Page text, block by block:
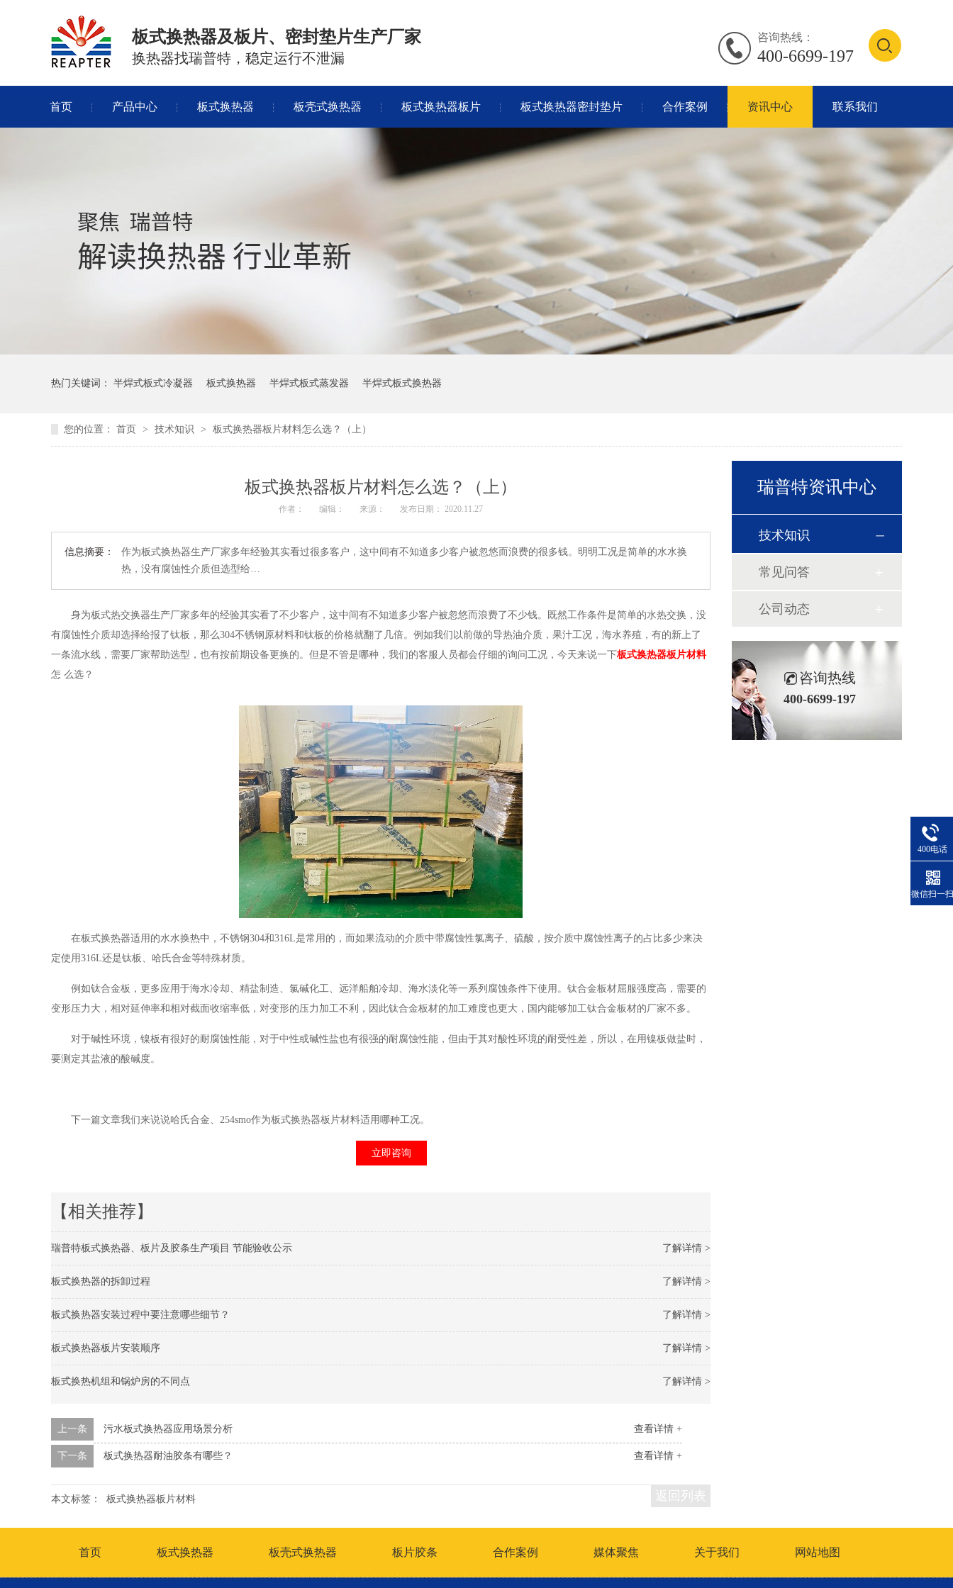
板式换热器及板片、密封垫片生产厂家
换热器找瑞普特，稳定运行不泄漏
咨询热线：
400-6699-197
首页 产品中心 板式换热器 板壳式换热器 板式换热器板片 板式换热器密封垫片 合作案例 资讯中心 联系我们
热门关键词： 半焊式板式冷凝器 板式换热器 半焊式板式蒸发器 半焊式板式换热器
您的位置： 首页 > 技术知识 > 板式换热器板片材料怎么选？（上）
板式换热器板片材料怎么选？（上）
作者： 编辑： 来源： 发布日期： 2020.11.27
信息摘要：
作为板式换热器生产厂家多年经验其实看过很多客户，这中间有不知道多少客户被忽悠而浪费的很多钱。明明工况是简单的水水换
热，没有腐蚀性介质但选型给…
身为板式热交换器生产厂家多年的经验其实看了不少客户，这中间有不知道多少客户被忽悠而浪费了不少钱。既然工作条件是简单的水热交换，没
有腐蚀性介质却选择给报了钛板，那么304不锈钢原材料和钛板的价格就翻了几倍。例如我们以前做的导热油介质，果汁工况，海水养殖，有的新上了
一条流水线，需要厂家帮助选型，也有按前期设备更换的。 但是不管是哪种，我们的客服人员都会仔细的询问工况，今天来说一下板式换热器板片材料
怎 么选？
在板式换热器适用的水水换热中，不锈钢304和316L是常用的，而如果流动的介质中带腐蚀性氯离子、硫酸，按介质中腐蚀性离子的占比多少来决
定使用316L还是钛板、哈氏合金等特殊材质。
例如钛合金板，更多应用于海水冷却、精盐制造、氯碱化工、远洋船舶冷却、海水淡化等一系列腐蚀条件下使用。钛合金板材屈服强度高，需要的
变形压力大，相对延伸率和相对截面收缩率低，对变形的压力加工不利，因此钛合金板材的加工难度也更大，国内能够加工钛合金板材的厂家不多。
对于碱性环境，镍板有很好的耐腐蚀性能，对于中性或碱性盐也有很强的耐腐蚀性能，但由于其对酸性环境的耐受性差，所以，在用镍板做盐时，
要测定其盐液的酸碱度。
下一篇文章我们来说说哈氏合金、254smo作为板式换热器板片材料适用哪种工况。
立即咨询
【相关推荐】
了解详情 >
瑞普特板式换热器、板片及胶条生产项目 节能验收公示
了解详情 >
板式换热器的拆卸过程
了解详情 >
板式换热器安装过程中要注意哪些细节？
了解详情 >
板式换热器板片安装顺序
了解详情 >
板式换热机组和锅炉房的不同点
查看详情 +
上一条 污水板式换热器应用场景分析
查看详情 +
下一条 板式换热器耐油胶条有哪些？
返回列表
本文标签： 板式换热器板片材料
瑞普特资讯中心
技术知识
常见问答
公司动态
咨询热线
400-6699-197
首页 板式换热器 板壳式换热器 板片胶条 合作案例 媒体聚焦 关于我们 网站地图
400电话
微信扫一扫